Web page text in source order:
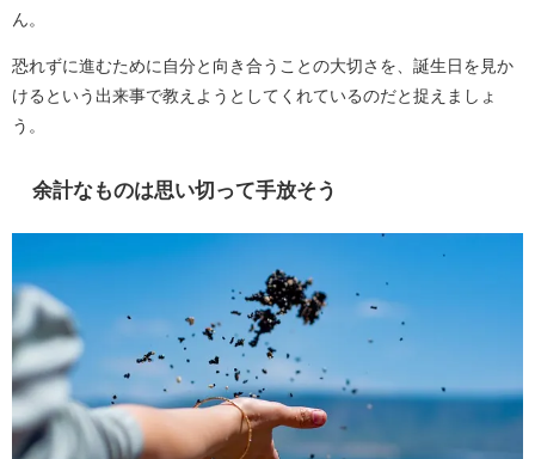
ん。
恐れずに進むために自分と向き合うことの大切さを、誕生日を見か
けるという出来事で教えようとしてくれているのだと捉えましょ
う。
余計なものは思い切って手放そう